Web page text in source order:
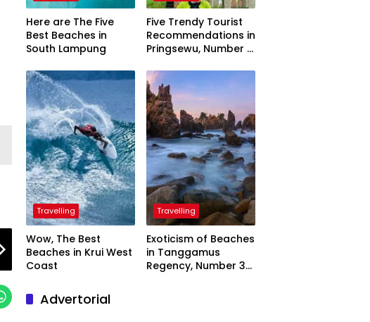
Here are The Five
Best Beaches in
South Lampung
Five Trendy Tourist
Recommendations in
Pringsewu, Number 3
President
Travelling
Wow, The Best
Beaches in Krui West
Coast
Travelling
Exoticism of Beaches
in Tanggamus
Regency, Number 3
Advertorial